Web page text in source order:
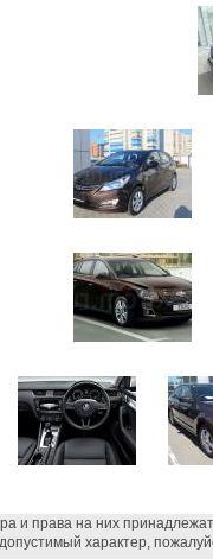
и права на них
характер,